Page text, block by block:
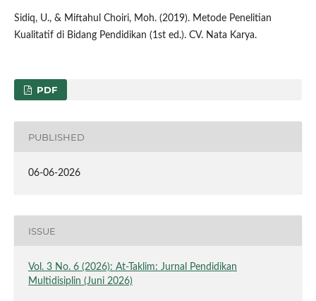
Sidiq, U., & Miftahul Choiri, Moh. (2019). Metode Penelitian
Kualitatif di Bidang Pendidikan (1st ed.). CV. Nata Karya.
PDF
PUBLISHED
06-06-2026
ISSUE
Vol. 3 No. 6 (2026): At-Taklim: Jurnal Pendidikan
Multidisiplin (Juni 2026)